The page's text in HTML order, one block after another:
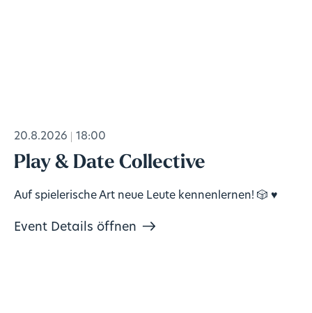
20.8.2026 18:00
Play & Date Collective
Auf spielerische Art neue Leute kennenlernen! 🎲 ♥️
Event Details öffnen